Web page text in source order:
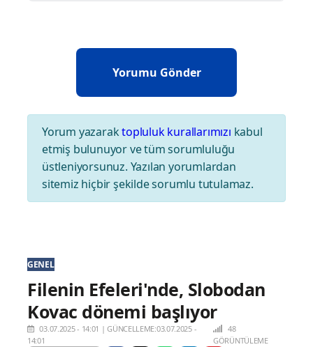
Yorum yazaraktopluluk kurallarımızı kabul
etmiş bulunuyor ve tüm sorumluluğu
üstleniyorsunuz. Yazılan yorumlardan
sitemiz hiçbir şekilde sorumlu tutulamaz.
GENEL
Filenin Efeleri'nde, Slobodan
Kovac dönemi başlıyor
03.07.2025 - 14:01 |GÜNCELLEME:03.07.2025 -
14:01
48
GÖRÜNTÜLEME